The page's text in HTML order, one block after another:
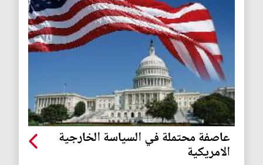
عاصفة محتملة في السياسة الخارجية
الامريكية